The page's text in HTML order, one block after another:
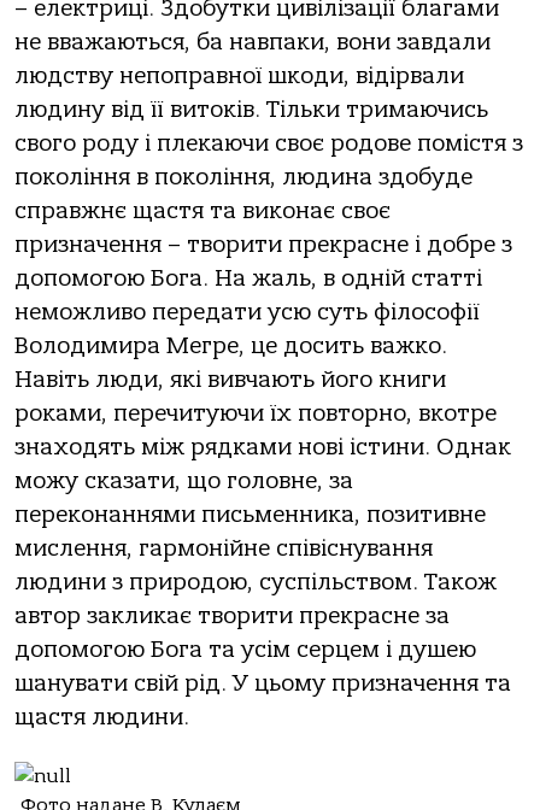
– електриці. Здобутки цивілізації благами
не вважаються, ба навпаки, вони завдали
людству непоправної шкоди, відірвали
людину від її витоків. Тільки тримаючись
свого роду і плекаючи своє родове помістя з
покоління в покоління, людина здобуде
справжнє щастя та виконає своє
призначення – творити прекрасне і добре з
допомогою Бога. На жаль, в одній статті
неможливо передати усю суть філософії
Володимира Мегре, це досить важко.
Навіть люди, які вивчають його книги
роками, перечитуючи їх повторно, вкотре
знаходять між рядками нові істини. Однак
можу сказати, що головне, за
переконаннями письменника, позитивне
мислення, гармонійне співіснування
людини з природою, суспільством. Також
автор закликає творити прекрасне за
допомогою Бога та усім серцем і душею
шанувати свій рід. У цьому призначення та
щастя людини.
Фото надане В. Кулаєм